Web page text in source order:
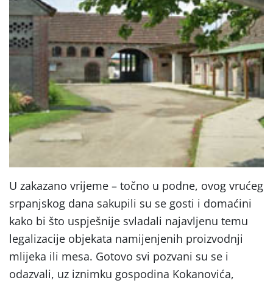
U zakazano vrijeme – točno u podne, ovog vrućeg
srpanjskog dana sakupili su se gosti i domaćini
kako bi što uspješnije svladali najavljenu temu
legalizacije objekata namijenjenih proizvodnji
mlijeka ili mesa. Gotovo svi pozvani su se i
odazvali, uz iznimku gospodina Kokanovića,